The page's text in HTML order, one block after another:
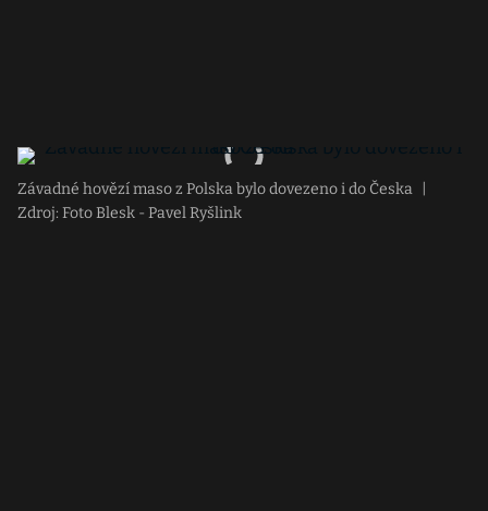
Závadné hovězí maso z Polska bylo dovezeno i do Česka
Zdroj: Foto Blesk - Pavel Ryšlink